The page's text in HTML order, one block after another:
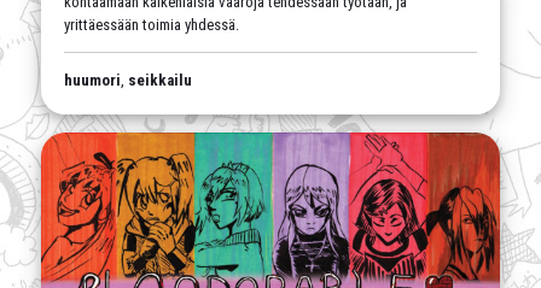
yrittäessään toimia yhdessä.
huumori seikkailu